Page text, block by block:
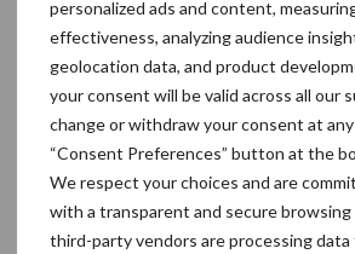
personalized ads and content,
effectiveness, analyzing audience
geolocation data, and product
your consent will be valid across all our
change or withdraw your consent at
“Consent Preferences” button at the
We respect your choices and are
with a transparent and secure
third-party vendors are processing
Belgisch witblauw